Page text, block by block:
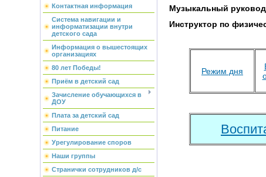
Контактная информация
Система навигации и
информатизации внутри
детского сада
Информация о вышестоящих
организациях
80 лет Победы!
Приём в детский сад
Зачисление обучающихся в
ДОУ
Плата за детский сад
Питание
Урегулирование споров
Наши группы
Странички сотрудников д/с
Музыкальный
Инструктор по
Режим дня